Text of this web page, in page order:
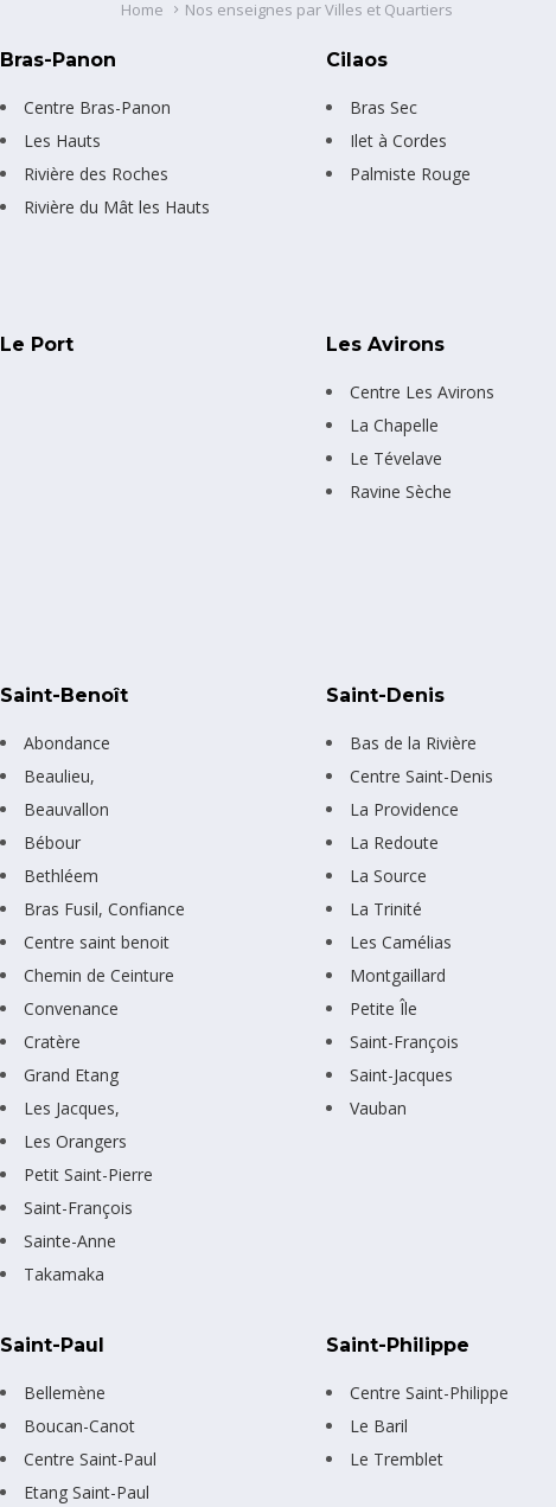
Home Nos enseignes par Villes et Quartiers
Bras-Panon
Centre Bras-Panon
Les Hauts
Rivière des Roches
Rivière du Mât les Hauts
Cilaos
Bras Sec
Ilet à Cordes
Palmiste Rouge
Le Port Les Avirons
Centre Les Avirons
La Chapelle
Le Tévelave
Ravine Sèche
Saint-Benoît
Abondance
Beaulieu,
Beauvallon
Bébour
Bethléem
Bras Fusil, Confiance
Centre saint benoit
Chemin de Ceinture
Convenance
Cratère
Grand Etang
Les Jacques,
Les Orangers
Petit Saint-Pierre
Saint-François
Sainte-Anne
Takamaka
Saint-Denis
Bas de la Rivière
Centre Saint-Denis
La Providence
La Redoute
La Source
La Trinité
Les Camélias
Montgaillard
Petite Île
Saint-François
Saint-Jacques
Vauban
Saint-Paul
Bellemène
Boucan-Canot
Centre Saint-Paul
Etang Saint-Paul
Saint-Philippe
Centre Saint-Philippe
Le Baril
Le Tremblet